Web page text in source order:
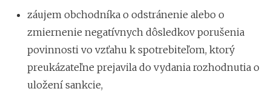
záujem obchodníka o odstránenie alebo o
zmiernenie negatívnych dôsledkov porušenia
povinnosti vo vzťahu k spotrebiteľom, ktorý
preukázateľne prejavila do vydania rozhodnutia o
uložení sankcie,